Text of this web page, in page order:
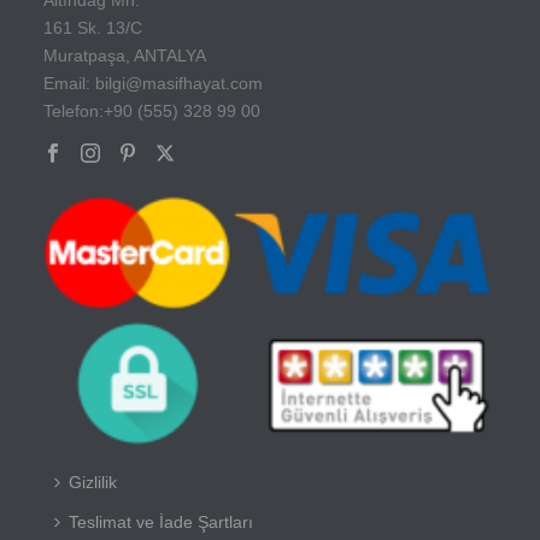
161 Sk. 13/C
Muratpaşa, ANTALYA
Email: bilgi@masifhayat.com
Telefon:+90 (555) 328 99 00
Gizlilik
Teslimat ve İade Şartları